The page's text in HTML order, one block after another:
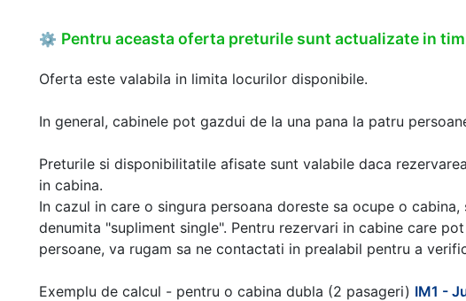
⚙ Pentru aceasta oferta preturile sunt actualizate in
Oferta este valabila in limita locurilor disponibile.
In general, cabinele pot gazdui de la una pana la patru
Preturile si disponibilitatile afisate sunt valabile daca
in cabina.
In cazul in care o singura persoana doreste sa ocupe o
denumita "supliment single". Pentru rezervari in cabine care
persoane, va rugam sa ne contactati in prealabil pentru a
Exemplu de calcul - pentru o cabina dubla (2 pasageri) IM1 -